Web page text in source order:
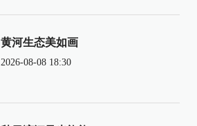
黄河生态美如画
2026-08-08 18:30